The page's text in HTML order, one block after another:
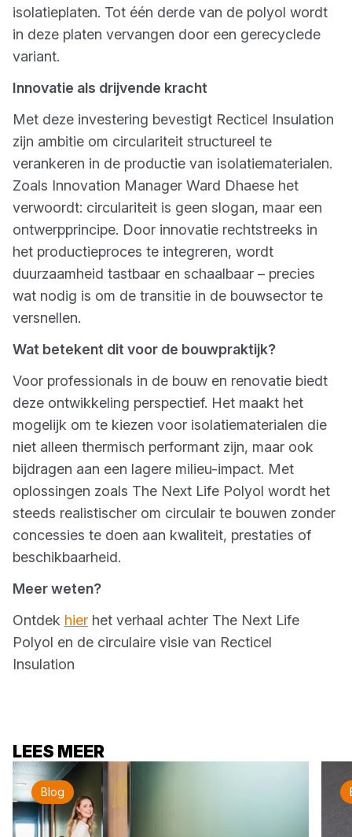
isolatieplaten. Tot één derde van de polyol wordt
in deze platen vervangen door een gerecyclede
variant.
Innovatie als drijvende kracht
Met deze investering bevestigt Recticel Insulation
zijn ambitie om circulariteit structureel te
verankeren in de productie van isolatiematerialen.
Zoals Innovation Manager Ward Dhaese het
verwoordt: circulariteit is geen slogan, maar een
ontwerpprincipe. Door innovatie rechtstreeks in
het productieproces te integreren, wordt
duurzaamheid tastbaar en schaalbaar – precies
wat nodig is om de transitie in de bouwsector te
versnellen.
Wat betekent dit voor de bouwpraktijk?
Voor professionals in de bouw en renovatie biedt
deze ontwikkeling perspectief. Het maakt het
mogelijk om te kiezen voor isolatiematerialen die
niet alleen thermisch performant zijn, maar ook
bijdragen aan een lagere milieu-impact. Met
oplossingen zoals The Next Life Polyol wordt het
steeds realistischer om circulair te bouwen zonder
concessies te doen aan kwaliteit, prestaties of
beschikbaarheid.
Meer weten?
Ontdek hier het verhaal achter The Next Life
Polyol en de circulaire visie van Recticel
Insulation
LEES MEER
Blog